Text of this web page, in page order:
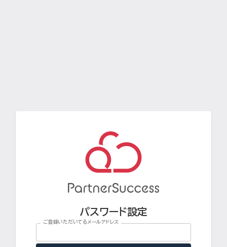
パスワード設定
ご登録いただいてるメールアドレス